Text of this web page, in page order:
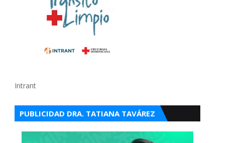
Intrant
PUBLICIDAD DRA. TATIANA TAVÁREZ